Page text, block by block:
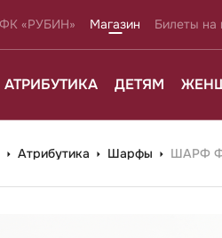
«РУБИН» Магазин Билеты на
АТРИБУТИКА ДЕТЯМ
Атрибутика Шарфы ШАРФ